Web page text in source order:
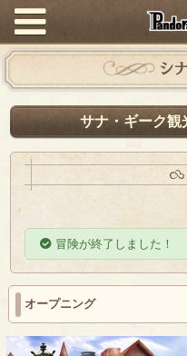
シ
サナ・ギーク観
冒険が終了しました！
オープニング